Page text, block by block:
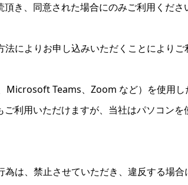
き、同意された場合にのみご利用くださ
によりお申し込みいただくことによりご
Teams、Zoom など）を使用
利用いただけますが、当社はパソコン
は、禁止させていただき、違反する場